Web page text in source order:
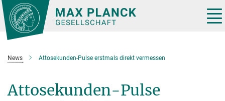
Hauptinhalt
News Attosekunden-Pulse erstmals direkt vermessen
Attosekunden-Pulse